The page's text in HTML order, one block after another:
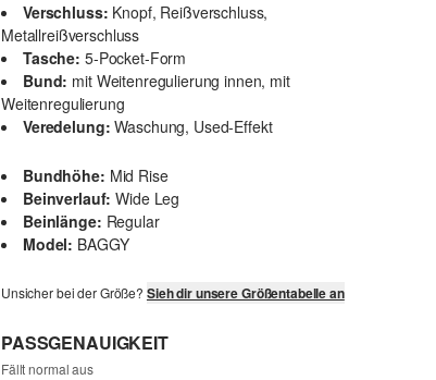
Verschluss: Knopf, Reißverschluss,
Metallreißverschluss
Tasche: 5-Pocket-Form
Bund: mit Weitenregulierung innen, mit
Weitenregulierung
Veredelung: Waschung, Used-Effekt
Bundhöhe: Mid Rise
Beinverlauf: Wide Leg
Beinlänge: Regular
Model: BAGGY
Unsicher bei der Größe? Sieh dir unsere Größentabelle an
PASSGENAUIGKEIT
Fällt normal aus